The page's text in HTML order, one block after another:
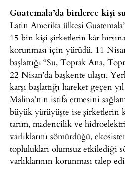
Guatemala’da binlerce kişi
Latin Amerika ülkesi
15 bin kişi şirketlerin kâr hırsına
korunması için yürüdü. 11
başlattığı “Su, Toprak Ana,
22 Nisan’da başkente ulaştı.
karşı başlattığı hareket geçen
Malina’nın istifa etmesini
büyük yürüyüşte ise şirketlerin
tarım, madencilik ve
varlıklarını sömürdüğü,
toplulukları olumsuz etkilediği
varlıklarının korunması talep